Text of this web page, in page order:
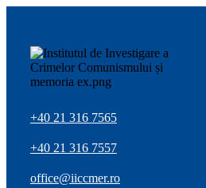
+40 21 316 7565
+40 21 316 7557
office@iiccmer.ro